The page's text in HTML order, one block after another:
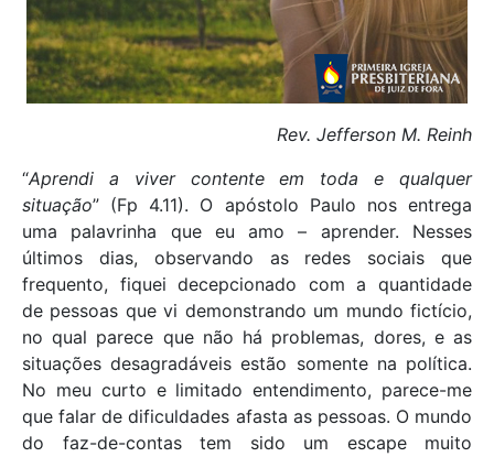
Rev. Jefferson M. Reinh
“Aprendi a viver contente em toda e qualquer
situação” (Fp 4.11). O apóstolo Paulo nos entrega
uma palavrinha que eu amo – aprender. Nesses
últimos dias, observando as redes sociais que
frequento, fiquei decepcionado com a quantidade
de pessoas que vi demonstrando um mundo fictício,
no qual parece que não há problemas, dores, e as
situações desagradáveis estão somente na política.
No meu curto e limitado entendimento, parece-me
que falar de dificuldades afasta as pessoas. O mundo
do faz-de-contas tem sido um escape muito